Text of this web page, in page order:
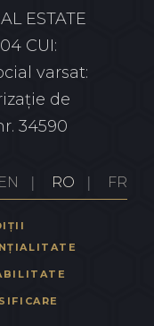
ESTATE
CUI:
varsat:
de
34590
EN RO FR